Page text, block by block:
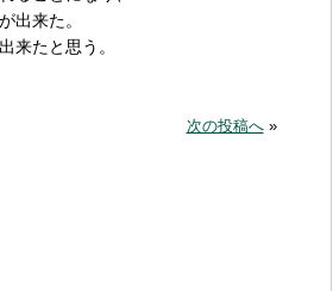
出来た。
来たと思う。
次の投稿へ»